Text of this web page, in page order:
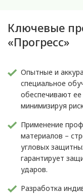
Ключевые
«Прогресс»
Опытные и
специальное
обеспечивают ее
минимизируя
Применение
материалов –
угловых
гарантирует
ударов.
Разработка